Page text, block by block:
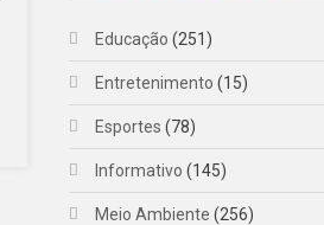
Educação (251)
Entretenimento (15)
Esportes (78)
Informativo (145)
Meio Ambiente (256)